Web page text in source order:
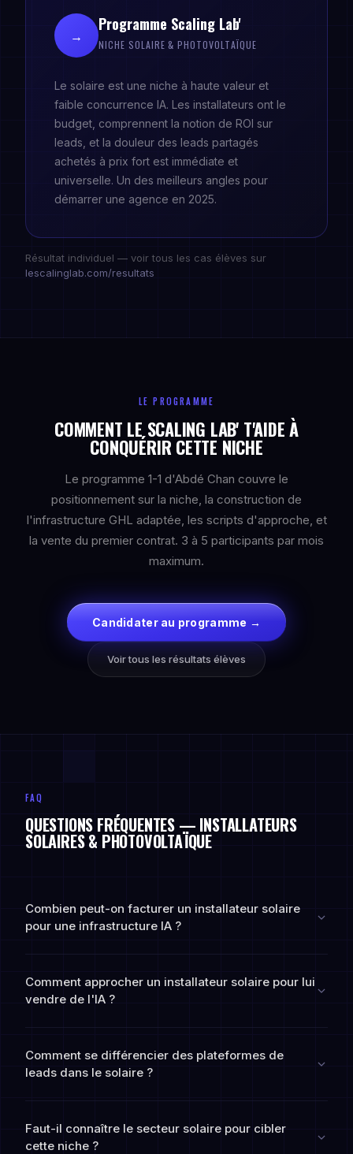
→
Programme Scaling Lab'
NICHE SOLAIRE & PHOTOVOLTAÏQUE
Le solaire est une niche à haute valeur et
faible concurrence IA. Les installateurs ont le
budget, comprennent la notion de ROI sur
leads, et la douleur des leads partagés
achetés à prix fort est immédiate et
universelle. Un des meilleurs angles pour
démarrer une agence en 2025.
Résultat individuel — voir tous les cas élèves sur
lescalinglab.com/resultats
LE PROGRAMME
COMMENT LE SCALING LAB' T'AIDE À
CONQUÉRIR CETTE NICHE
Le programme 1-1 d'Abdé Chan couvre le
positionnement sur la niche, la construction de
l'infrastructure GHL adaptée, les scripts d'approche, et
la vente du premier contrat. 3 à 5 participants par mois
maximum.
Candidater au programme →
Voir tous les résultats élèves
FAQ
QUESTIONS FRÉQUENTES — INSTALLATEURS
SOLAIRES & PHOTOVOLTAÏQUE
Combien peut-on facturer un installateur solaire
pour une infrastructure IA ?
Comment approcher un installateur solaire pour lui
vendre de l'IA ?
Comment se différencier des plateformes de
leads dans le solaire ?
Faut-il connaître le secteur solaire pour cibler
cette niche ?